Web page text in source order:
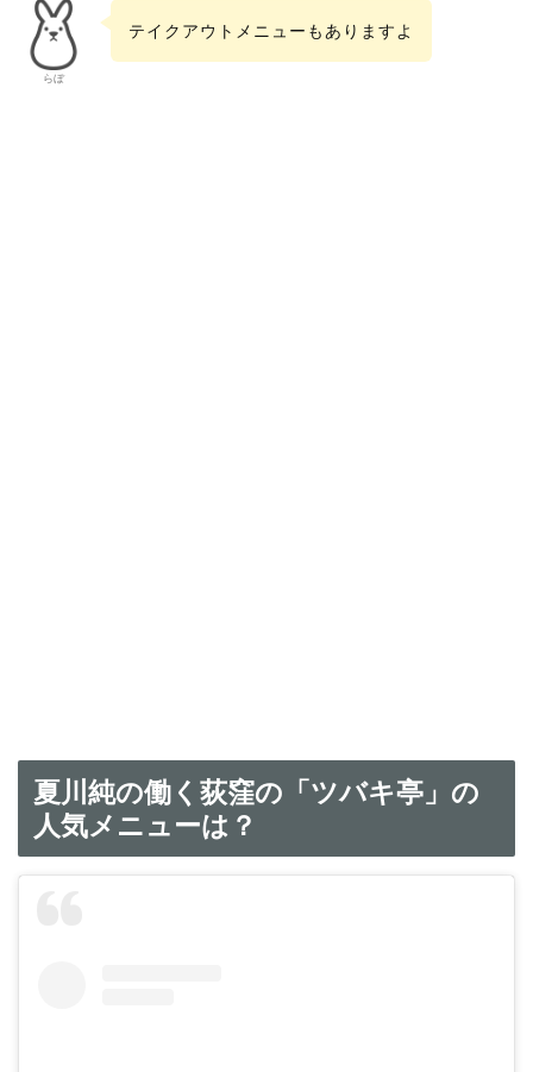
らぼ
テイクアウトメニューもありますよ
夏川純の働く荻窪の「ツバキ亭」の
人気メニューは？